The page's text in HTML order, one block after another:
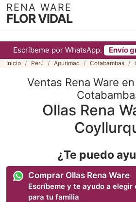
Escríbeme por WhatsApp. Envío
RENA WARE
FLOR VIDAL
Inicio Perú Apurimac Cotabambas
Ventas Rena Ware
Ollas Rena
¿Te puedo
Comprar Ollas Rena Ware
Escríbeme y te ayudo a elegir
para tu familia